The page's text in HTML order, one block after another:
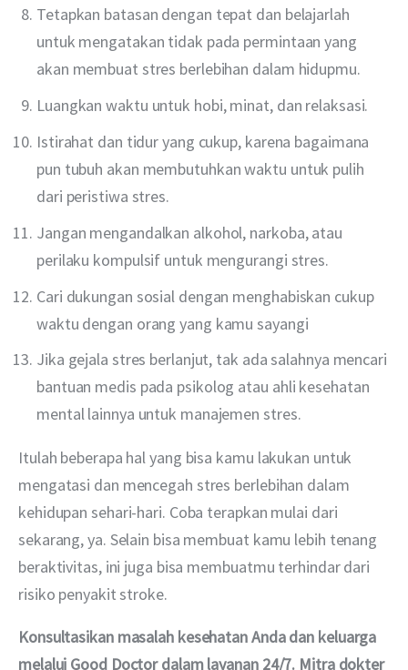
Tetapkan batasan dengan tepat dan belajarlah
untuk mengatakan tidak pada permintaan yang
akan membuat stres berlebihan dalam hidupmu.
Luangkan waktu untuk hobi, minat, dan relaksasi.
Istirahat dan tidur yang cukup, karena bagaimana
pun tubuh akan membutuhkan waktu untuk pulih
dari peristiwa stres.
Jangan mengandalkan alkohol, narkoba, atau
perilaku kompulsif untuk mengurangi stres.
Cari dukungan sosial dengan menghabiskan cukup
waktu dengan orang yang kamu sayangi
Jika gejala stres berlanjut, tak ada salahnya mencari
bantuan medis pada psikolog atau ahli kesehatan
mental lainnya untuk manajemen stres.
Itulah beberapa hal yang bisa kamu lakukan untuk
mengatasi dan mencegah stres berlebihan dalam
kehidupan sehari-hari. Coba terapkan mulai dari
sekarang, ya. Selain bisa membuat kamu lebih tenang
beraktivitas, ini juga bisa membuatmu terhindar dari
risiko penyakit stroke.
Konsultasikan masalah kesehatan Anda dan keluarga
melalui Good Doctor dalam layanan 24/7. Mitra dokter